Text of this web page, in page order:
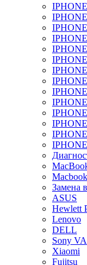
IPHONE
Замена
ASUS
Hewlett
Lenovo
DELL
Sony
Xiaomi
Fujitsu